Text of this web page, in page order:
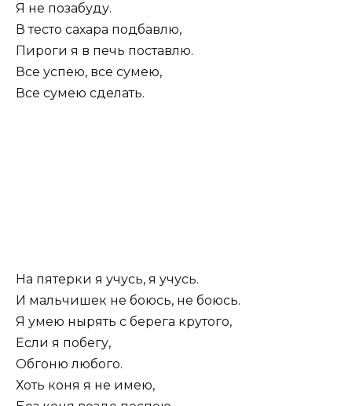
Я не позабуду.
В тесто сахара подбавлю,
Пироги я в печь поставлю.
Все успею, все сумею,
Все сумею сделать.
Hа пятерки я учусь, я учусь.
И мальчишек не боюсь, не боюсь.
Я умею нырять с берега крутого,
Если я побегу,
Обгоню любого.
Хоть коня я не имею,